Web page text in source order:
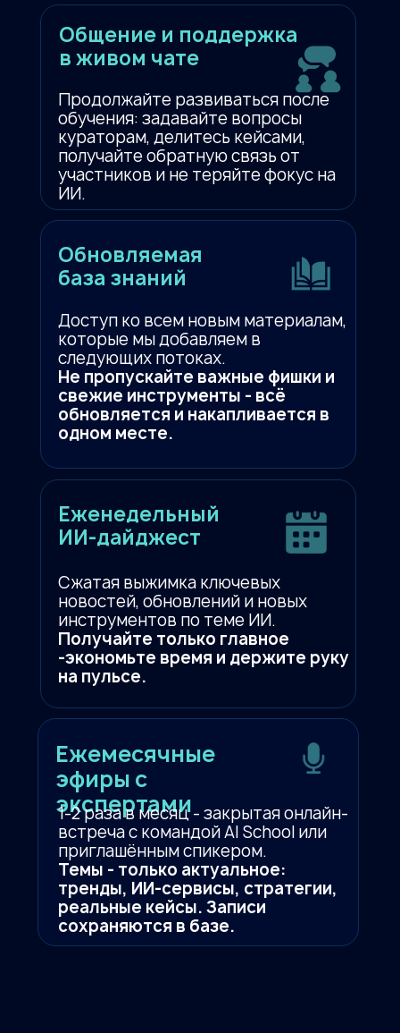
Обновляемая
база знаний
Доступ ко всем новым материалам,
которые мы добавляем в
следующих потоках.
Не пропускайте важные фишки и
свежие инструменты - всё
обновляется и накапливается в
одном месте.
Ежемесячные
эфиры с
экспертами
1-2 раза в месяц - закрытая онлайн-
встреча с командой AI School или
приглашённым спикером.
Темы - только актуальное:
тренды, ИИ-сервисы, стратегии,
реальные кейсы. Записи
сохраняются в базе.
Продолжайте развиваться после
обучения: задавайте вопросы
кураторам, делитесь кейсами,
получайте обратную связь от
участников и не теряйте фокус на
ИИ.
Общение и поддержка
в живом чате
Сжатая выжимка ключевых
новостей, обновлений и новых
инструментов по теме ИИ.
Получайте только главное
-экономьте время и держите руку
на пульсе.
Еженедельный
ИИ-дайджест